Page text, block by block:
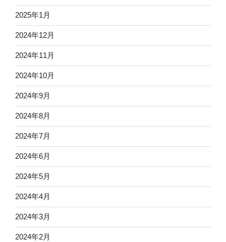
2025年1月
2024年12月
2024年11月
2024年10月
2024年9月
2024年8月
2024年7月
2024年6月
2024年5月
2024年4月
2024年3月
2024年2月